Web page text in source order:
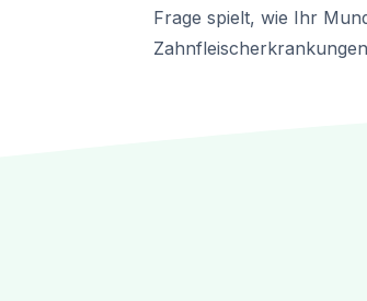
Frage spielt, wie Ihr